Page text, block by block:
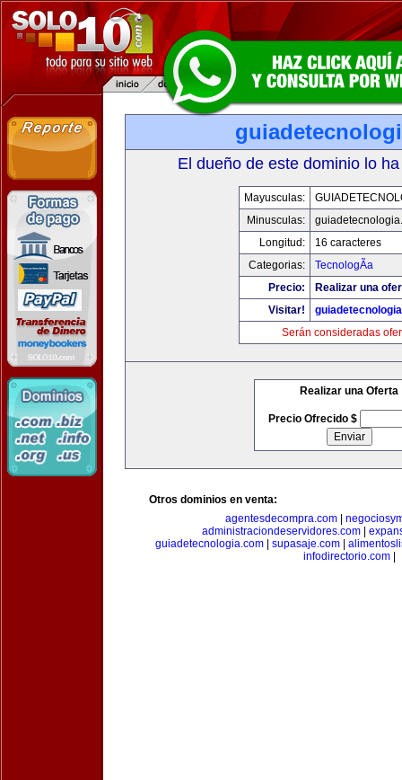
El dueño de este dominio lo
Mayusculas:
Minusculas:
Longitud:
16 caracteres
Categorias:
TecnologÃ­a
Precio:
Realizar una
Visitar!
Serán consideradas
Realizar una Oferta
Precio Ofrecido $
Otros dominios en venta:
agentesdecompra.com|
administraciondeservidores.com
guiadetecnologia.com
supasaje.com
infodirectorio.com|